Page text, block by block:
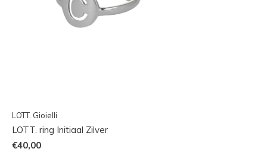
LOTT. Gioielli
LOTT. ring Initiaal Zilver
€40,00